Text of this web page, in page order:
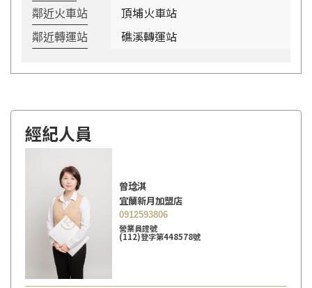
鄰近火車站 頂埔火車站
鄰近轉運站 礁溪轉運站
經紀人員
曾𤦬淇
宜蘭新月加盟店
0912593806
營業員證號
(112)登字第448578號